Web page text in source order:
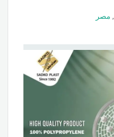
, مصر